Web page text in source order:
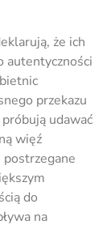
że ich
autentyczności
przekazu
udawać
więź
do
na